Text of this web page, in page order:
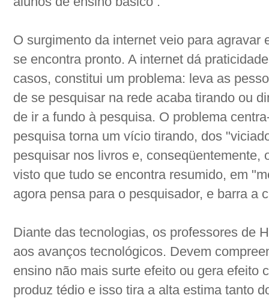
O surgimento da internet veio para agravar
se encontra pronto. A internet dá
casos, constitui um problema: leva as
de se pesquisar na rede acaba tirando ou
de ir a fundo à pesquisa. O problema
pesquisa torna um vício tirando, dos
pesquisar nos livros e, conseqüentemente,
visto que tudo se encontra resumido, em
agora pensa para o pesquisador, e barra a
Diante das tecnologias, os professores de
aos avanços tecnológicos. Devem
ensino não mais surte efeito ou gera efeito
produz tédio e isso tira a alta estima tanto